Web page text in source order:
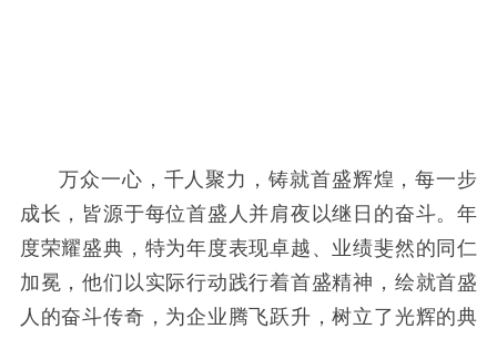
万众一心，千人聚力，铸就首盛辉煌，每一步
成长，皆源于每位首盛人并肩夜以继日的奋斗。年
度荣耀盛典，特为年度表现卓越、业绩斐然的同仁
加冕，他们以实际行动践行着首盛精神，绘就首盛
人的奋斗传奇，为企业腾飞跃升，树立了光辉的典